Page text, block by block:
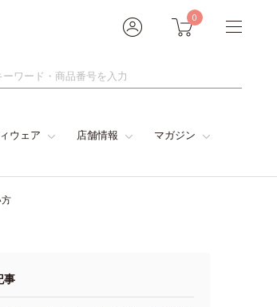
0
ウェア 店舗情報 マガジン
事